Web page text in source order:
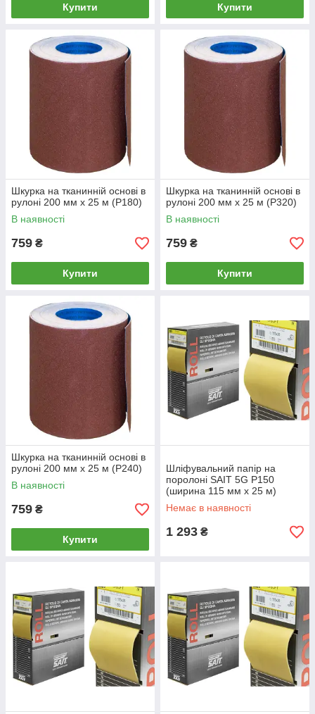
Купити Купити
Шкурка на тканинній основі в
рулоні 200 мм х 25 м (P180)
В наявності
759 ₴
Купити
Шкурка на тканинній основі в
рулоні 200 мм х 25 м (P320)
В наявності
759 ₴
Купити
Шкурка на тканинній основі в
рулоні 200 мм х 25 м (P240)
В наявності
759 ₴
Купити
Шліфувальний папір на
поролоні SAIT 5G P150
(ширина 115 мм х 25 м)
Немає в наявності
1 293 ₴